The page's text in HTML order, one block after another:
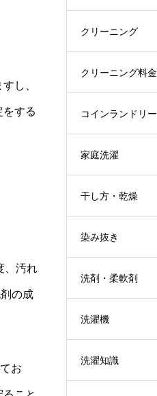
し、
する
、汚れ
の成
お
クリーニング
クリーニング料金
コインランドリー
家庭洗濯
干し方・乾燥
染み抜き
洗剤・柔軟剤
洗濯機
洗濯知識